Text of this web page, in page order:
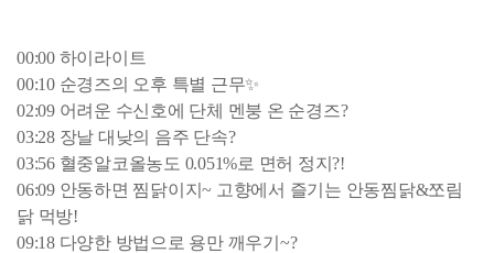
00:00 하이라이트
00:10 순경즈의 오후 특별 근무✨
02:09 어려운 수신호에 단체 멘붕 온 순경즈?
03:28 장날 대낮의 음주 단속?
03:56 혈중알코올농도 0.051%로 면허 정지?!
06:09 안동하면 찜닭이지~ 고향에서 즐기는 안동찜닭&쪼림
닭 먹방!
09:18 다양한 방법으로 용만 깨우기~?